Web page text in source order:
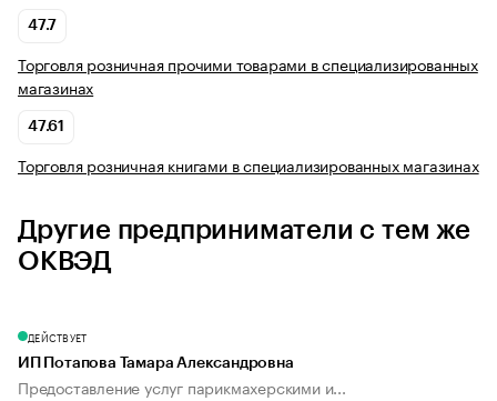
47.7
Торговля розничная прочими товарами в специализированных
магазинах
47.61
Торговля розничная книгами в специализированных магазинах
Другие предприниматели с тем же
ОКВЭД
ДЕЙСТВУЕТ
ИП Потапова Тамара Александровна
Предоставление услуг парикмахерскими и...